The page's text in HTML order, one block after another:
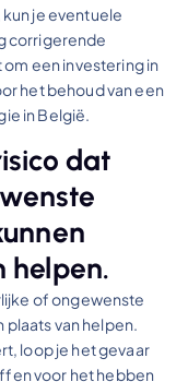
je eventuele
corrigerende
een investering in
het behoud van een
in België.
dat
helpen.
of ongewenste
plaats van helpen.
loop je het gevaar
voor het hebben